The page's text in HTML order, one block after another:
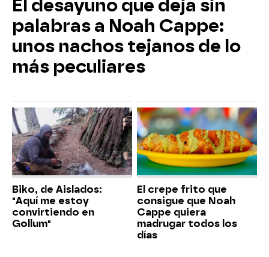
El desayuno que deja sin
palabras a Noah Cappe:
unos nachos tejanos de lo
más peculiares
Biko, de Aislados:
"Aquí me estoy
convirtiendo en
Gollum"
El crepe frito que
consigue que Noah
Cappe quiera
madrugar todos los
días